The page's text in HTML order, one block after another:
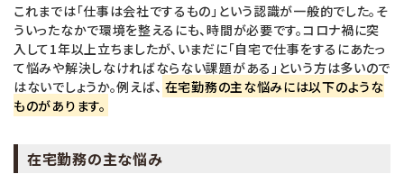
これまでは「仕事は会社でするもの」という認識が一般的でした。そ
ういったなかで環境を整えるにも、時間が必要です。コロナ禍に突
入して1年以上立ちましたが、いまだに「自宅で仕事をするにあたっ
て悩みや解決しなければならない課題がある」という方は多いので
はないでしょうか。例えば、 在宅勤務の主な悩みには以下のような
ものがあります。
在宅勤務の主な悩み